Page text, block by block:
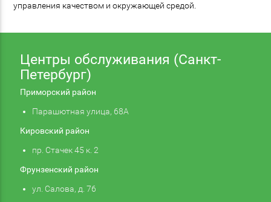
управления качеством и окружающей средой.
Центры обслуживания (Санкт-
Петербург)
Приморский район
Парашютная улица, 68А
Кировский район
пр. Стачек 45 к. 2
Фрунзенский район
ул. Салова, д. 76